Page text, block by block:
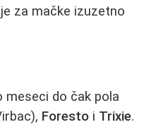
za mačke izuzetno
meseci do čak pola
Foresto i Trixie.